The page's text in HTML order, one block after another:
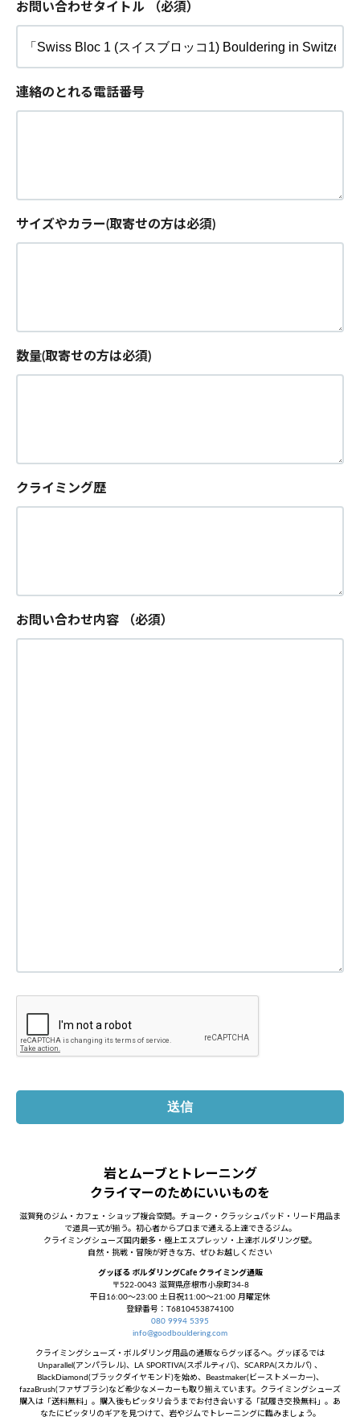
お問い合わせタイトル （必須）
連絡のとれる電話番号
サイズやカラー(取寄せの方は必須)
数量(取寄せの方は必須)
クライミング歴
お問い合わせ内容 （必須）
岩とムーブとトレーニング
クライマーのためにいいものを
滋賀発のジム・カフェ・ショップ複合空間。チョーク・クラッシュパッド・リード用品ま
で道具一式が揃う。初心者からプロまで通える上達できるジム。
クライミングシューズ国内最多・極上エスプレッソ・上達ボルダリング壁。
自然・挑戦・冒険が好きな方、ぜひお越しください
グッぼる ボルダリングCafe クライミング通販
〒522-0043 滋賀県彦根市小泉町34-8
平日16:00～23:00 土日祝11:00～21:00 月曜定休
登録番号：T6810453874100
080 9994 5395
info@goodbouldering.com
クライミングシューズ・ボルダリング用品の通販ならグッぼるへ。グッぼるでは
Unparallel(アンパラレル)、LA SPORTIVA(スポルティバ)、SCARPA(スカルパ) 、
BlackDiamond(ブラックダイヤモンド)を始め、Beastmaker(ビーストメーカー)、
fazaBrush(ファザブラシ)など希少なメーカーも取り揃えています。クライミングシューズ
購入は「送料無料」。購入後もピッタリ合うまでお付き合いする「試履き交換無料」。あ
なたにピッタリのギアを見つけて、岩やジムでトレーニングに臨みましょう。